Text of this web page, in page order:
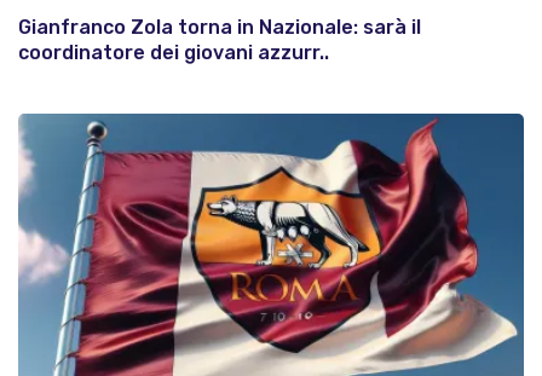
Gianfranco Zola torna in Nazionale: sarà il
coordinatore dei giovani azzurr..